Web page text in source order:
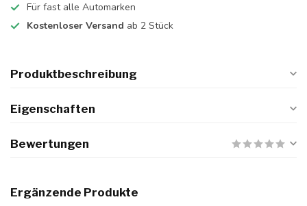
Für fast alle Automarken
Kostenloser Versand ab 2 Stück
Produktbeschreibung
Eigenschaften
Bewertungen
Ergänzende Produkte